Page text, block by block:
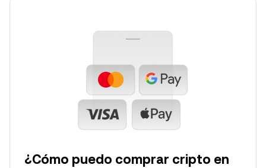
¿Cómo puedo comprar cripto en